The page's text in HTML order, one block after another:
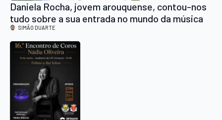
Daniela Rocha, jovem arouquense, contou-nos
tudo sobre a sua entrada no mundo da música
SIMÃO DUARTE